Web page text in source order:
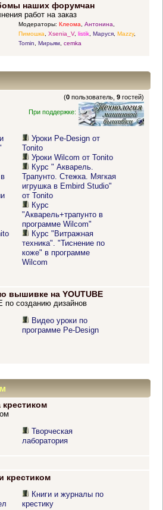
наших форумчан
работ на заказ
Модераторы: Клеома, Антонина,
Пимошка, Xsenia_V, listik, Маруся, Mazzy,
Tomin, Мирьям, cemka
(0 пользователь,9 гостей)
При поддержке:
Уроки Pe-Design от
Tonito
Уроки Wilcom от Tonito
Курс " Акварель.
Трапунто. Стежка. Мягкая
игрушка в Embird Studio"
от Tonito
Курс
"Акварель+трапунто в
программе Wilcom"
Курс "Витражная
техника". "Тиснение по
коже" в программе
Wilcom
вышивке на YOUTUBE
по созданию дизайнов
Видео уроки по
программе Pe-Design
Творческая
лаборатория
крестиком
Книги и журналы по
крестику